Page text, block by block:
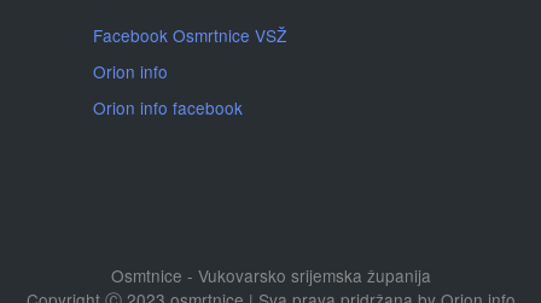
Facebook Osmrtnice VSŽ
Orion info
Orion info facebook
Osmtnice - Vukovarsko srijemska županija